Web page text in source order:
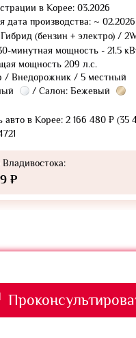
в Корее: 03.2026
дата производства: ~ 02.2026
(бензин + электро) /
минутная мощность - 21.5
мощность 209 л.с.
/ Внедорожник / 5 местный
/ Салон: Бежевый
авто в Корее: 2 166 480 ₽
₽